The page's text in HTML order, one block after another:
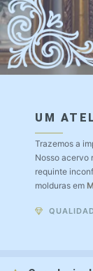
UM
Trazemos a
Nosso acervo
requinte
molduras em